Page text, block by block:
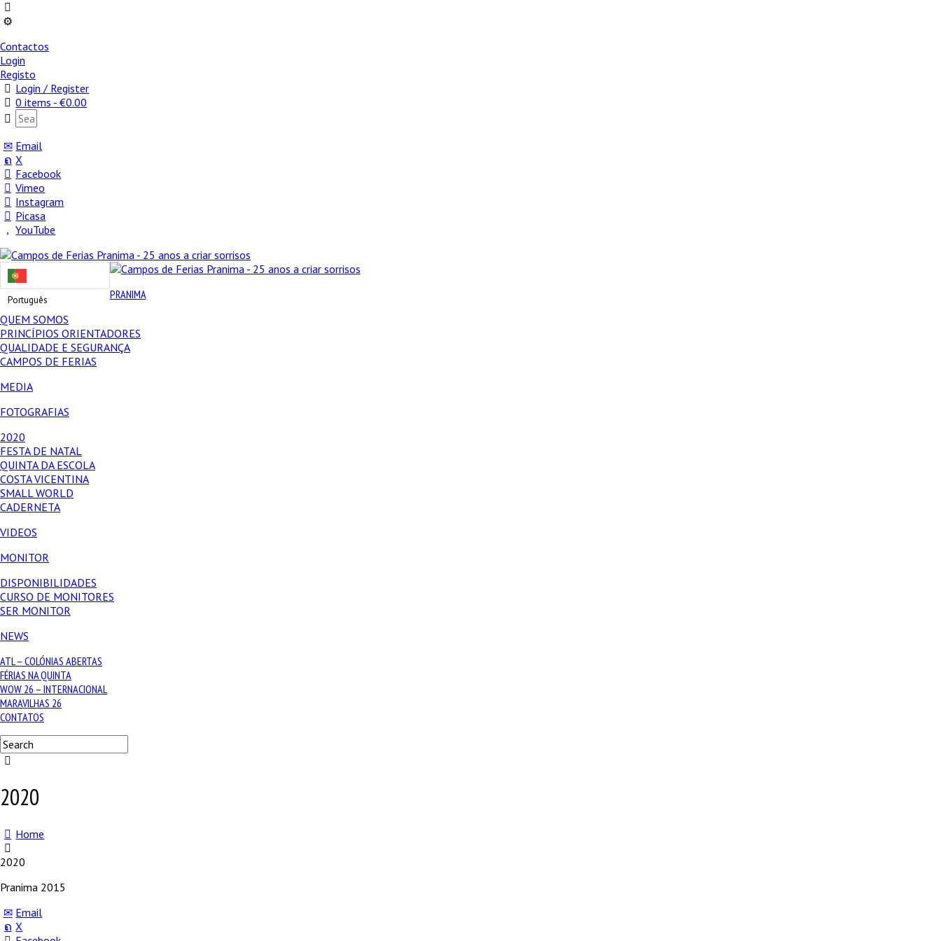
Contactos
Login
Registo
Login / Register
0 items -€0.00
Email
X
Facebook
Vimeo
Instagram
Picasa
YouTube
Português
PRANIMA
QUEM SOMOS
PRINCÍPIOS ORIENTADORES
QUALIDADE E SEGURANÇA
CAMPOS DE FERIAS
MEDIA
FOTOGRAFIAS
2020
FESTA DE NATAL
QUINTA DA ESCOLA
COSTA VICENTINA
SMALL WORLD
CADERNETA
VIDEOS
MONITOR
DISPONIBILIDADES
CURSO DE MONITORES
SER MONITOR
NEWS
ATL – COLÓNIAS ABERTAS
FÉRIAS NA QUINTA
WOW 26 – INTERNACIONAL
MARAVILHAS 26
CONTATOS
2020
Home
2020
Pranima 2015
Email
X